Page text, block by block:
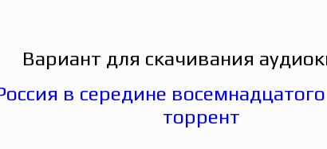
Вариант для скачивания